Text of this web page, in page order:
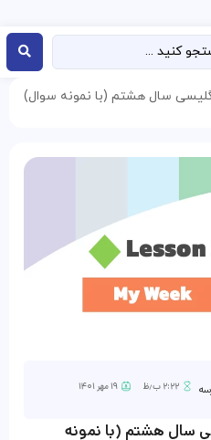
سال هشتم (با نمونه سوال)
۲:۲۲ ب٫ظ ۱۹ مهر ۱۴۰۱
سال هشتم (با نمونه